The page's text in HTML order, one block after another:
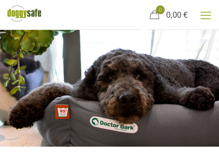
0 0,00 €